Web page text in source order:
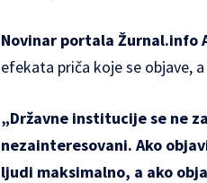
Novinar portala Žurnal.info
efekata priča koje se objave,
„Državne institucije se ne
nezainteresovani. Ako
ljudi maksimalno, a ako